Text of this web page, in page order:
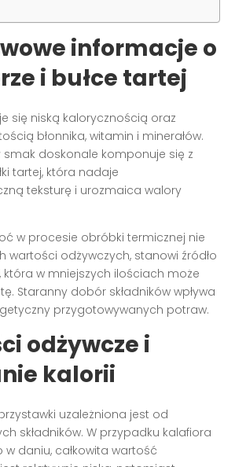
informacje o
i bułce tartej
się niską kalorycznością oraz
błonnika, witamin i minerałów.
smak doskonale komponuje się z
tartej, która nadaje
teksturę i urozmaica walory
w procesie obróbki termicznej nie
wartości odżywczych, stanowi źródło
która w mniejszych ilościach może
Staranny dobór składników wpływa
przygotowywanych potraw.
odżywcze i
kalorii
uzależniona jest od
składników. W przypadku kalafiora
daniu, całkowita wartość